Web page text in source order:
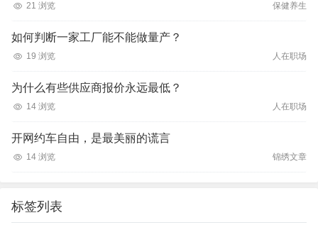
21 浏览 保健养生
如何判断一家工厂能不能做量产？
19 浏览 人在职场
为什么有些供应商报价永远最低？
14 浏览 人在职场
开网约车自由，是最美丽的谎言
14 浏览 锦绣文章
标签列表